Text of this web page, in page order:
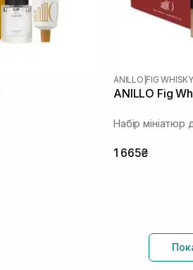
ANILLO FIG WHISKY
ANILLO Fig
Набір мініатюр
1 665₴